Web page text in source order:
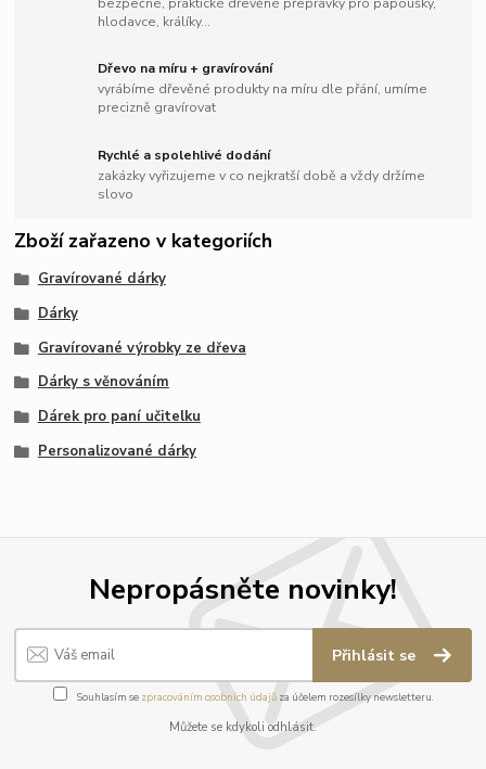
hlodavce, králíky...
Dřevo na míru + gravírování
vyrábíme dřevěné produkty na míru dle přání, umíme
precizně gravírovat
Rychlé a spolehlivé dodání
zakázky vyřizujeme v co nejkratší době a vždy držíme
slovo
Zboží zařazeno v kategoriích
Gravírované dárky
Dárky
Gravírované výrobky ze dřeva
Dárky s věnováním
Dárek pro paní učitelku
Personalizované dárky
Nepropásněte novinky!
Přihlásit se
Souhlasím se zpracováním osobních údajůza účelem rozesílky newsletteru.
Můžete se kdykoli odhlásit.